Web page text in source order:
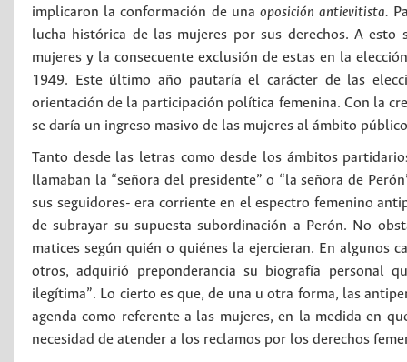
implicaron la conformación de una oposición antievitista.
lucha histórica de las mujeres por sus derechos. A
mujeres y la consecuente exclusión de estas en la
1949. Este último año pautaría el carácter de las
orientación de la participación política femenina. Con la
se daría un ingreso masivo de las mujeres al ámbito
Tanto desde las letras como desde los ámbitos
llamaban la “señora del presidente” o “la señora de
sus seguidores- era corriente en el espectro femenino
de subrayar su supuesta subordinación a Perón. No
matices según quién o quiénes la ejercieran. En algunos
otros, adquirió preponderancia su biografía personal
ilegítima”. Lo cierto es que, de una u otra forma, las
agenda como referente a las mujeres, en la medida en
necesidad de atender a los reclamos por los derechos